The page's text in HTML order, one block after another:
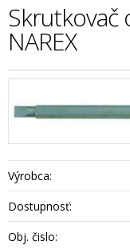
Skrutkovač
NAREX
Výrobca:
Dostupnosť:
Obj. čislo: